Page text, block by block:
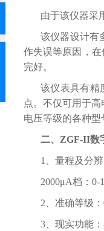
由于该仪器采
该仪器设计有
作失误等原因，
完好。
该仪表具有精
点。不仅可用于
电压等级的各种
二、 ZGF-II数
1、量程及分
2000μA档：0-
2、准确等级
3、现实功能